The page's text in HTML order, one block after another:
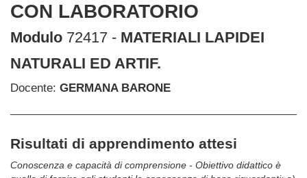
CON LABORATORIO
Modulo 72417 - MATERIALI LAPIDEI
NATURALI ED ARTIF.
Docente: GERMANA BARONE
Risultati di apprendimento attesi
Conoscenza e capacità di comprensione - Obiettivo didattico è